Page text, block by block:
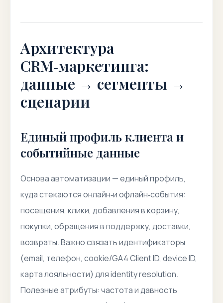
Архитектура
CRM‑маркетинга:
данные → сегменты →
сценарии
Единый профиль клиента и
событийные данные
Основа автоматизации — единый профиль,
куда стекаются онлайн‑и офлайн‑события:
посещения, клики, добавления в корзину,
покупки, обращения в поддержку, доставки,
возвраты. Важно связать идентификаторы
(email, телефон, cookie/GA4 Client ID, device ID,
карта лояльности) для identity resolution.
Полезные атрибуты: частота и давность